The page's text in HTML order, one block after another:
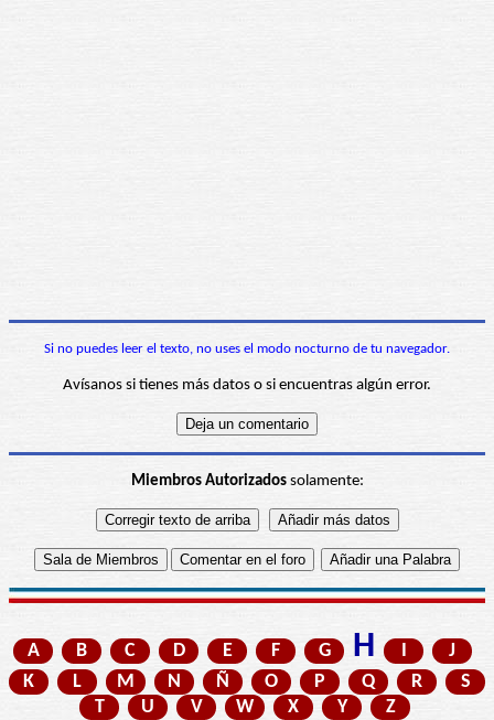
Si no puedes leer el texto, no uses el modo nocturno de tu navegador.
Avísanos si tienes más datos o si encuentras algún error.
Miembros Autorizadossolamente:
A B C D E F G H I
J
K
L M N Ñ O P Q R
S
T
U V W X Y Z